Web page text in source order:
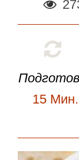
15 Мин.